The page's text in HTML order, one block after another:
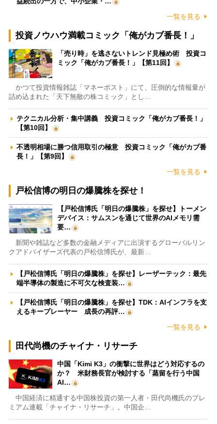
一覧を見る
投資ノウハウ満載コミック「俺がカブ番長！」
「売り時」を逃さないトレンド見極め術 投資コ
ミック「俺がカブ番長！」【第11回】
かつて投資情報雑誌「マネーポスト」にて、圧倒的な情報量が
詰め込まれた「天下無敵の株コミック」とし…
テクニカル分析・集中講義 投資コミック「俺がカブ番長！」
【第10回】
不透明相場に勝つ信用取引の極意 投資コミック「俺がカブ番
長！」【第9回】
一覧を見る
戸松信博の明日の爆騰株を探せ！
【戸松信博氏「明日の爆騰株」を探せ】トーメン
デバイス：サムスンを通じて世界のAIメモリ需
要…
新聞や雑誌など多数の金融メディアに出演するグローバルリン
クアドバイザーズ代表の戸松信博氏が、最新…
【戸松信博氏「明日の爆騰株」を探せ】レーザーテック：最先
端半導体の製造に不可欠な検査装…
【戸松信博氏「明日の爆騰株」を探せ】TDK：AIインフラを支
えるキープレーヤー 成長の再評…
一覧を見る
田代尚機のチャイナ・リサーチ
中国「Kimi K3」の衝撃に世界はどう対応するの
か？ 米財務長官が検討する「蒸留を行う中国
AI…
中国経済に精通する中国株投資の第一人者・田代尚機氏のプレ
ミアム連載「チャイナ・リサーチ」。中国企…